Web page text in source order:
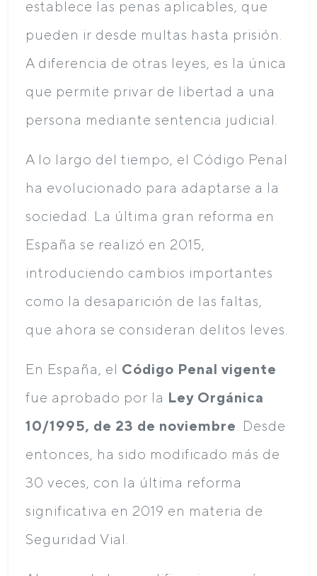
establece las penas aplicables, que
pueden ir desde multas hasta prisión.
A diferencia de otras leyes, es la única
que permite privar de libertad a una
persona mediante sentencia judicial.
A lo largo del tiempo, el Código Penal
ha evolucionado para adaptarse a la
sociedad. La última gran reforma en
España se realizó en 2015,
introduciendo cambios importantes
como la desaparición de las faltas,
que ahora se consideran delitos leves.
En España, el Código Penal vigente
fue aprobado por la Ley Orgánica
10/1995, de 23 de noviembre . Desde
entonces, ha sido modificado más de
30 veces, con la última reforma
significativa en 2019 en materia de
Seguridad Vial.